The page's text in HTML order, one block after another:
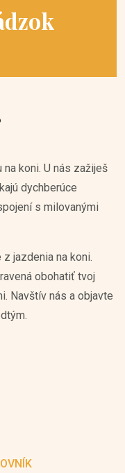
koni. U nás zažiješ
dychberúce
s milovanými
jazdenia na koni.
obohatiť tvoj
Navštív nás a objavte